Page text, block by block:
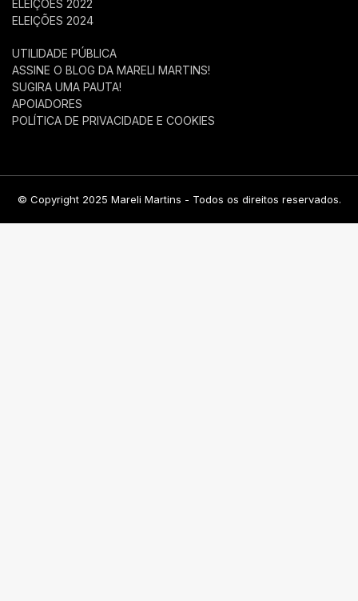
ELEIÇÕES 2022
ELEIÇÕES 2024
UTILIDADE PÚBLICA
ASSINE O BLOG DA MARELI MARTINS!
SUGIRA UMA PAUTA!
APOIADORES
POLÍTICA DE PRIVACIDADE E COOKIES
© Copyright 2025 Mareli Martins - Todos os direitos reservados.